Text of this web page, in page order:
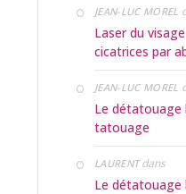
JEAN-LUC MOREL
Laser du
cicatrices par
JEAN-LUC MOREL
Le détatouage
tatouage
LAURENTdans
Le détatouage